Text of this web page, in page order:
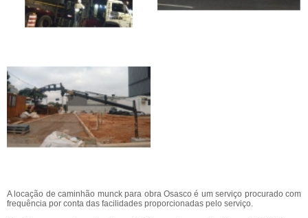
A locação de caminhão munck para obra Osasco é um serviço procurado com
frequência por conta das facilidades proporcionadas pelo serviço.